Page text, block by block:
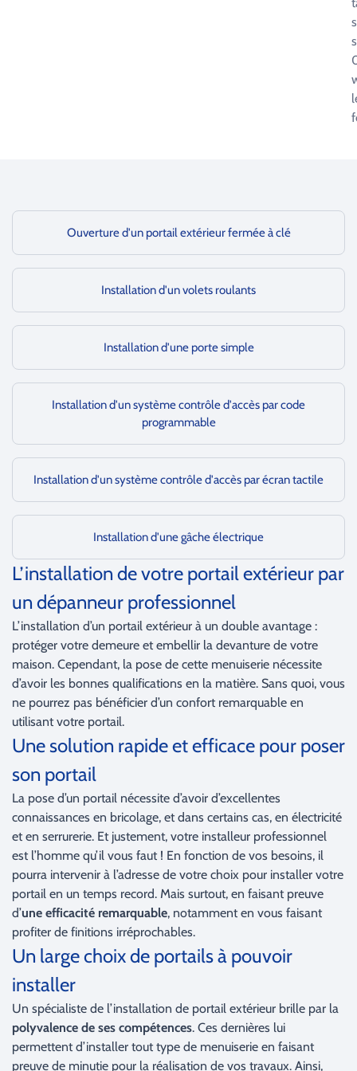
Ouverture d'un portail extérieur fermée à clé
Installation d'un volets roulants
Installation d'une porte simple
Installation d'un système contrôle d'accès par code
programmable
Installation d'un système contrôle d'accès par écran tactile
Installation d'une gâche électrique
L’installation de votre portail extérieur par
un dépanneur professionnel
L’installation d’un portail extérieur à un double avantage :
protéger votre demeure et embellir la devanture de votre
maison. Cependant, la pose de cette menuiserie nécessite
d’avoir les bonnes qualifications en la matière. Sans quoi, vous
ne pourrez pas bénéficier d’un confort remarquable en
utilisant votre portail.
Une solution rapide et efficace pour poser
son portail
La pose d’un portail nécessite d’avoir d’excellentes
connaissances en bricolage, et dans certains cas, en électricité
et en serrurerie. Et justement, votre installeur professionnel
est l’homme qu’il vous faut ! En fonction de vos besoins, il
pourra intervenir à l’adresse de votre choix pour installer votre
portail en un temps record. Mais surtout, en faisant preuve
d’une efficacité remarquable, notamment en vous faisant
profiter de finitions irréprochables.
Un large choix de portails à pouvoir
installer
Un spécialiste de l’installation de portail extérieur brille par la
polyvalence de ses compétences. Ces dernières lui
permettent d’installer tout type de menuiserie en faisant
preuve de minutie pour la réalisation de vos travaux. Ainsi,